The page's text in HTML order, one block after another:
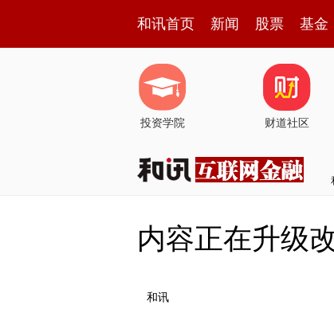
和讯首页 新闻 股票 基金
投资学院 财道社区
内容正在升级
和讯